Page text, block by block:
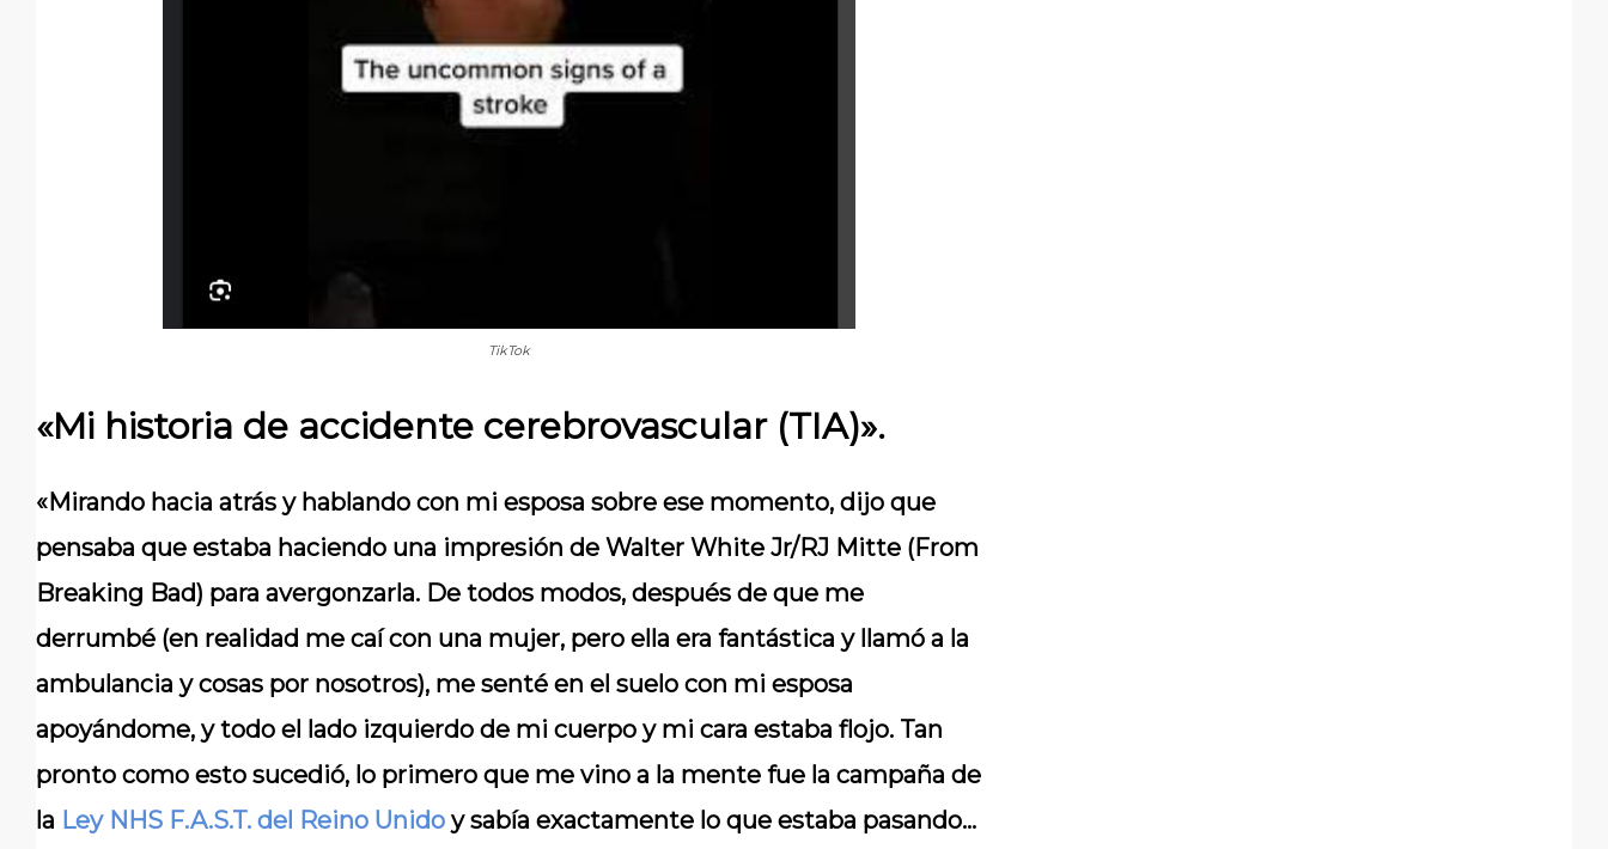
TikTok
«Mi historia de accidente cerebrovascular (TIA)».
«Mirando hacia atrás y hablando con mi esposa sobre ese momento, dijo que
pensaba que estaba haciendo una impresión de Walter White Jr/RJ Mitte (From
Breaking Bad) para avergonzarla. De todos modos, después de que me
derrumbé (en realidad me caí con una mujer, pero ella era fantástica y llamó a la
ambulancia y cosas por nosotros), me senté en el suelo con mi esposa
apoyándome, y todo el lado izquierdo de mi cuerpo y mi cara estaba flojo. Tan
pronto como esto sucedió, lo primero que me vino a la mente fue la campaña de
la Ley NHS F.A.S.T. del Reino Unido y sabía exactamente lo que estaba pasando…